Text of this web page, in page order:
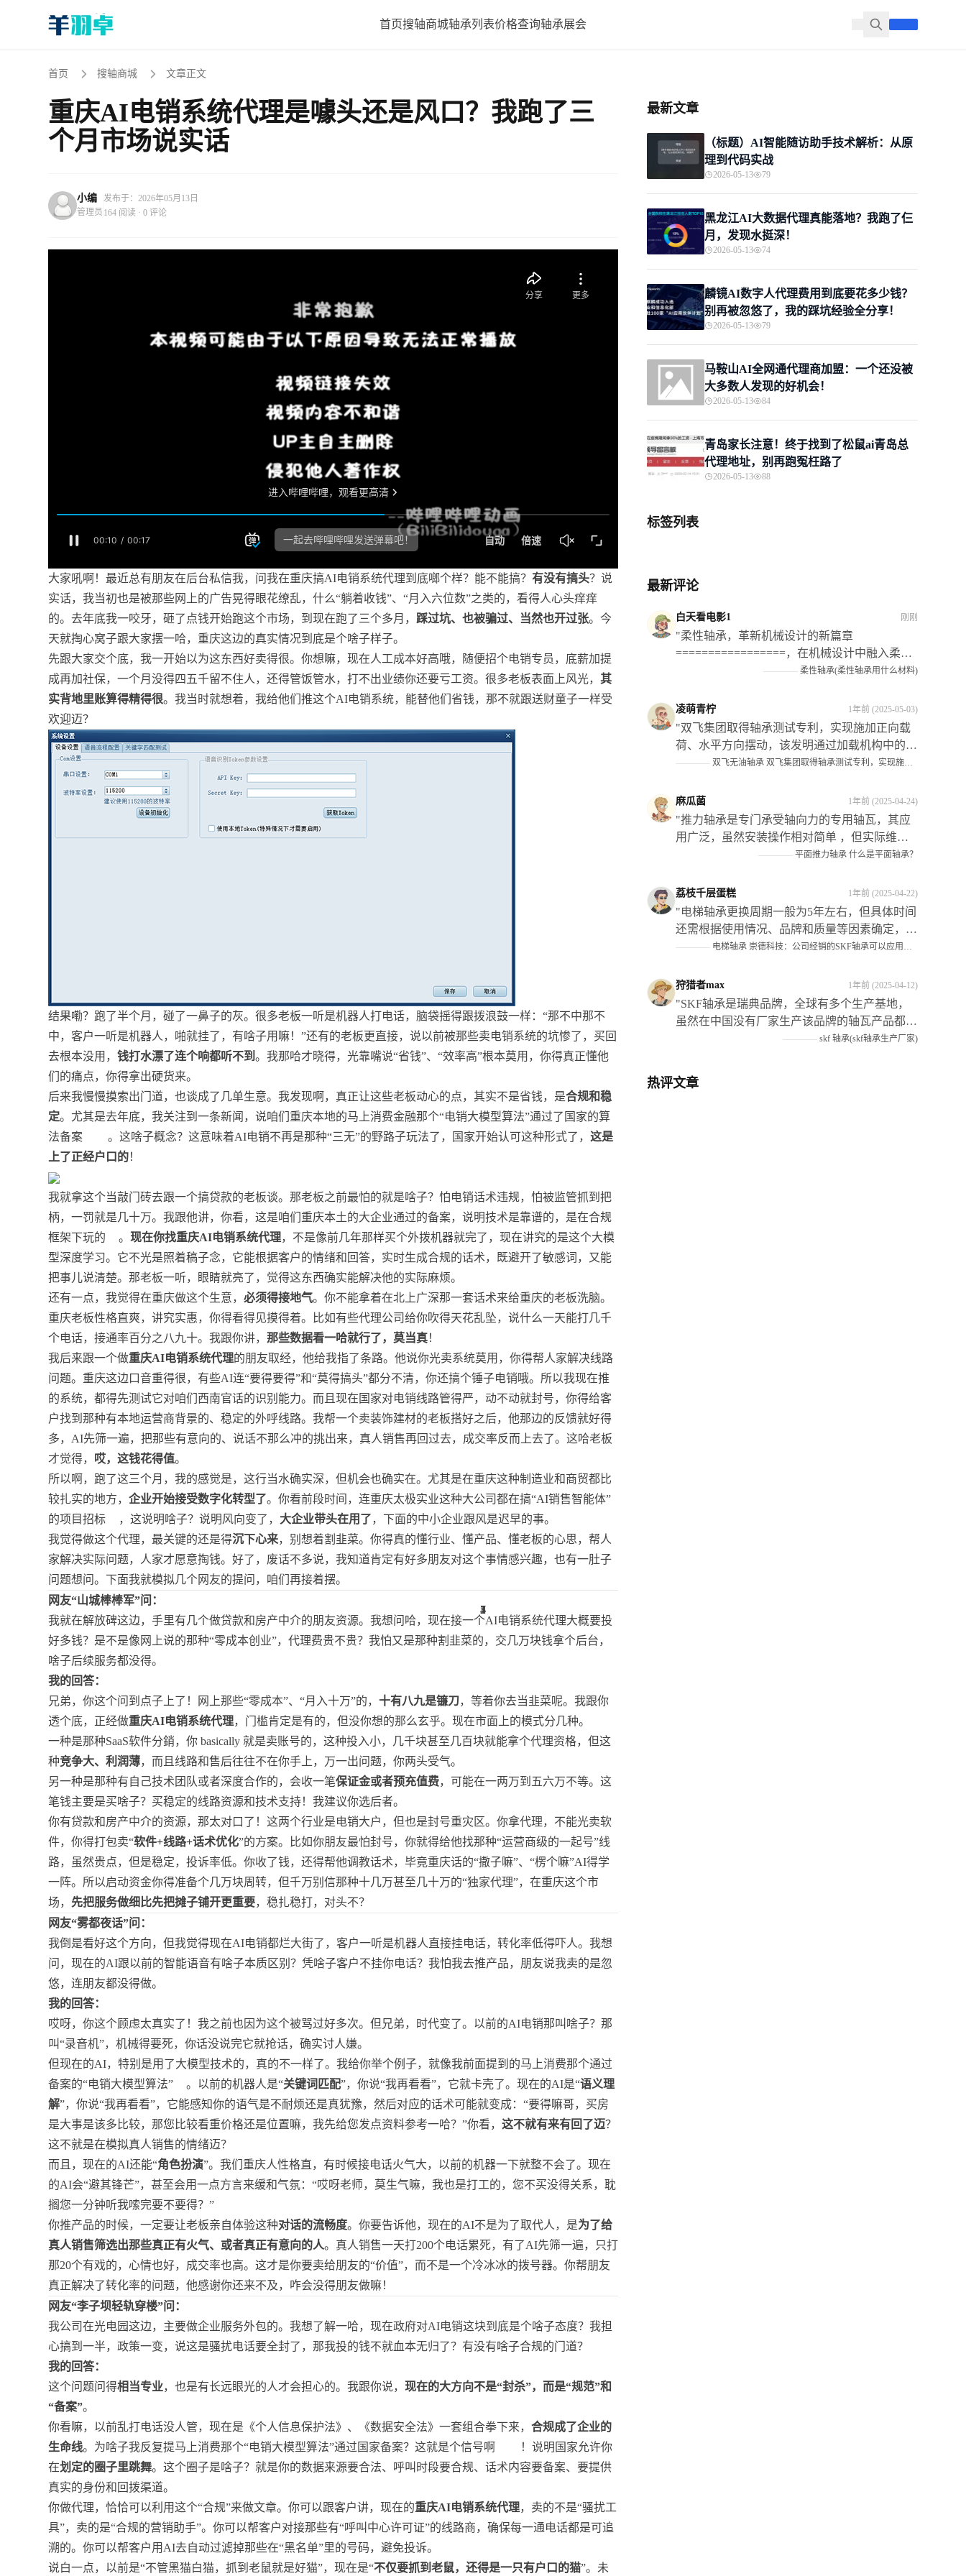
首页搜轴商城轴承列表价格查询轴承展会
首页 搜轴商城 文章正文
重庆AI电销系统代理是噱头还是风口？我跑了三
个月市场说实话
小编
管理员
发布于：2026年05月13日
164 阅读 · 0 评论
大家吼啊！最近总有朋友在后台私信我，问我在重庆搞AI电销系统代理到底啷个样？能不能搞？有没有搞头？说
实话，我当初也是被那些网上的广告晃得眼花缭乱，什么“躺着收钱”、“月入六位数”之类的，看得人心头痒痒
的。去年底我一咬牙，砸了点钱开始跑这个市场，到现在跑了三个多月， 踩过坑、也被骗过、当然也开过张。今
天就掏心窝子跟大家摆一哈，重庆这边的真实情况到底是个啥子样子。
先跟大家交个底，我一开始以为这东西好卖得很。你想嘛，现在人工成本好高哦，随便招个电销专员，底薪加提
成再加社保，一个月没得四五千留不住人，还得管饭管水，打不出业绩你还要亏工资。很多老板表面上风光，其
实背地里账算得精得很。我当时就想着，我给他们推这个AI电销系统，能替他们省钱，那不就跟送财童子一样受
欢迎迈？
结果嘞？跑了半个月，碰了一鼻子的灰。很多老板一听是机器人打电话，脑袋摇得跟拨浪鼓一样：“那不中那不
中，客户一听是机器人，啪就挂了，有啥子用嘛！”还有的老板更直接，说以前被那些卖电销系统的坑惨了，买回
去根本没用，钱打水漂了连个响都听不到。我那哈才晓得，光靠嘴说“省钱”、“效率高”根本莫用，你得真正懂他
们的痛点，你得拿出硬货来。
后来我慢慢摸索出门道，也谈成了几单生意。我发现啊，真正让这些老板动心的点，其实不是省钱，是合规和稳
定。尤其是去年底，我关注到一条新闻，说咱们重庆本地的马上消费金融那个“电销大模型算法”通过了国家的算
法备案
1
3
。这啥子概念？这意味着AI电销不再是那种“三无”的野路子玩法了，国家开始认可这种形式了，这是
上了正经户口的！
我就拿这个当敲门砖去跟一个搞贷款的老板谈。那老板之前最怕的就是啥子？怕电销话术违规，怕被监管抓到把
柄，一罚就是几十万。我跟他讲，你看，这是咱们重庆本土的大企业通过的备案，说明技术是靠谱的，是在合规
框架下玩的
2
。 现在你找重庆AI电销系统代理，不是像前几年那样买个外拨机器就完了，现在讲究的是这个大模
型深度学习。它不光是照着稿子念，它能根据客户的情绪和回答，实时生成合规的话术，既避开了敏感词，又能
把事儿说清楚。那老板一听，眼睛就亮了，觉得这东西确实能解决他的实际麻烦。
还有一点，我觉得在重庆做这个生意，必须得接地气。你不能拿着在北上广深那一套话术来给重庆的老板洗脑。
重庆老板性格直爽，讲究实惠，你得看得见摸得着。比如有些代理公司给你吹得天花乱坠，说什么一天能打几千
个电话，接通率百分之八九十。我跟你讲， 那些数据看一哈就行了，莫当真！
我后来跟一个做重庆AI电销系统代理的朋友取经，他给我指了条路。他说你光卖系统莫用，你得帮人家解决线路
问题。重庆这边口音重得很，有些AI连“要得要得”和“莫得搞头”都分不清，你还搞个锤子电销哦。所以我现在推
的系统，都得先测试它对咱们西南官话的识别能力。而且现在国家对电销线路管得严，动不动就封号，你得给客
户找到那种有本地运营商背景的、稳定的外呼线路。我帮一个卖装饰建材的老板搭好之后，他那边的反馈就好得
多，AI先筛一遍，把那些有意向的、说话不那么冲的挑出来，真人销售再回过去，成交率反而上去了。这哈老板
才觉得， 哎，这钱花得值。
所以啊，跑了这三个月，我的感觉是，这行当水确实深，但机会也确实在。尤其是在重庆这种制造业和商贸都比
较扎实的地方，企业开始接受数字化转型了。你看前段时间，连重庆太极实业这种大公司都在搞“AI销售智能体”
的项目招标
7
，这说明啥子？说明风向变了， 大企业带头在用了，下面的中小企业跟风是迟早的事。
我觉得做这个代理，最关键的还是得沉下心来，别想着割韭菜。你得真的懂行业、懂产品、懂老板的心思，帮人
家解决实际问题，人家才愿意掏钱。好了，废话不多说，我知道肯定有好多朋友对这个事情感兴趣，也有一肚子
问题想问。下面我就模拟几个网友的提问，咱们再接着摆。
网友“山城棒棒军”问：
我就在解放碑这边，手里有几个做贷款和房产中介的朋友资源。我想问哈，现在接一个AI电销系统代理大概要投
好多钱？是不是像网上说的那种“零成本创业”，代理费贵不贵？我怕又是那种割韭菜的，交几万块钱拿个后台，
啥子后续服务都没得。
我的回答：
兄弟，你这个问到点子上了！网上那些“零成本”、“月入十万”的， 十有八九是镰刀，等着你去当韭菜呢。我跟你
透个底，正经做重庆AI电销系统代理，门槛肯定是有的，但没你想的那么玄乎。现在市面上的模式分几种。
一种是那种SaaS软件分銷，你 basically 就是卖账号的，这种投入小，几千块甚至几百块就能拿个代理资格，但这
种竞争大、利润薄，而且线路和售后往往不在你手上，万一出问题，你两头受气。
另一种是那种有自己技术团队或者深度合作的，会收一笔保证金或者预充值费，可能在一两万到五六万不等。这
笔钱主要是买啥子？买稳定的线路资源和技术支持！我建议你选后者。
你有贷款和房产中介的资源，那太对口了！这两个行业是电销大户，但也是封号重灾区。你拿代理，不能光卖软
件，你得打包卖“软件+线路+话术优化”的方案。比如你朋友最怕封号，你就得给他找那种“运营商级的一起号”线
路，虽然贵点，但是稳定，投诉率低。你收了钱，还得帮他调教话术，毕竟重庆话的“撒子嘛”、“楞个嘛”AI得学
一阵。所以启动资金你得准备个几万块周转，但千万别信那种十几万甚至几十万的“独家代理”，在重庆这个市
场， 先把服务做细比先把摊子铺开更重要，稳扎稳打，对头不？
网友“雾都夜话”问：
我倒是看好这个方向，但我觉得现在AI电销都烂大街了，客户一听是机器人直接挂电话，转化率低得吓人。我想
问，现在的AI跟以前的智能语音有啥子本质区别？凭啥子客户不挂你电话？我怕我去推产品，朋友说我卖的是忽
悠，连朋友都没得做。
我的回答：
哎呀，你这个顾虑太真实了！我之前也因为这个被骂过好多次。但兄弟，时代变了。以前的AI电销那叫啥子？那
叫“录音机”，机械得要死，你话没说完它就抢话，确实讨人嫌。
但现在的AI，特别是用了大模型技术的，真的不一样了。我给你举个例子，就像我前面提到的马上消费那个通过
备案的“电销大模型算法”
5
。以前的机器人是“关键词匹配”，你说“我再看看”，它就卡壳了。现在的AI是“语义理
解”，你说“我再看看”，它能感知你的语气是不耐烦还是真犹豫，然后对应的话术可能就变成：“要得嘛哥，买房
是大事是该多比较，那您比较看重价格还是位置嘛，我先给您发点资料参考一哈？”你看，这不就有来有回了迈？
这不就是在模拟真人销售的情绪迈？
而且，现在的AI还能“角色扮演”。我们重庆人性格直，有时候接电话火气大，以前的机器一下就整不会了。现在
的AI会“避其锋芒”，甚至会用一点方言来缓和气氛：“哎呀老师，莫生气嘛，我也是打工的，您不买没得关系，耽
搁您一分钟听我嗦完要不要得？”
你推产品的时候，一定要让老板亲自体验这种对话的流畅度。你要告诉他，现在的AI不是为了取代人，是为了给
真人销售筛选出那些真正有火气、或者真正有意向的人。真人销售一天打200个电话累死，有了AI先筛一遍，只打
那20个有戏的，心情也好，成交率也高。这才是你要卖给朋友的“价值”，而不是一个冷冰冰的拨号器。你帮朋友
真正解决了转化率的问题，他感谢你还来不及，咋会没得朋友做嘛！
网友“李子坝轻轨穿楼”问：
我公司在光电园这边，主要做企业服务外包的。我想了解一哈，现在政府对AI电销这块到底是个啥子态度？我担
心搞到一半，政策一变，说这是骚扰电话要全封了，那我投的钱不就血本无归了？有没有啥子合规的门道？
我的回答：
这个问题问得相当专业，也是有长远眼光的人才会担心的。我跟你说，现在的大方向不是“封杀”，而是“规范”和
“备案”。
你看嘛，以前乱打电话没人管，现在是《个人信息保护法》、《数据安全法》一套组合拳下来，合规成了企业的
生命线。为啥子我反复提马上消费那个“电销大模型算法”通过国家备案？这就是个信号啊
1
4
！说明国家允许你
在划定的圈子里跳舞。这个圈子是啥子？就是你的数据来源要合法、呼叫时段要合规、话术内容要备案、要提供
真实的身份和回拨渠道。
你做代理，恰恰可以利用这个“合规”来做文章。你可以跟客户讲，现在的重庆AI电销系统代理，卖的不是“骚扰工
具”，卖的是“合规的营销助手”。你可以帮客户对接那些有“呼叫中心许可证”的线路商，确保每一通电话都是可追
溯的。你可以帮客户用AI去自动过滤掉那些在“黑名单”里的号码，避免投诉。
说白一点，以前是“不管黑猫白猫，抓到老鼠就是好猫”，现在是“不仅要抓到老鼠，还得是一只有户口的猫”。未
最新文章
（标题）AI智能随访助手技术解析：从原
理到代码实战
2026-05-13 79
黑龙江AI大数据代理真能落地？我跑了仨
月，发现水挺深！
2026-05-13 74
麟镜AI数字人代理费用到底要花多少钱？
别再被忽悠了，我的踩坑经验全分享！
2026-05-13 79
马鞍山AI全网通代理商加盟：一个还没被
大多数人发现的好机会！
2026-05-13 84
青岛家长注意！终于找到了松鼠ai青岛总
代理地址，别再跑冤枉路了
2026-05-13 88
标签列表
最新评论
白天看电影1 刚刚
"柔性轴承，革新机械设计的新篇章
=================，在机械设计中融入柔性
的理念和技术手段已经成为当前的发展趋势之
瓦 **则扮演了愈发重要的角色。**它们不仅为
机械设备提供了灵活的转动和支撑作用**，还显
著提升了设备的运行效率和可靠性以及使用寿命
等性能指标此外也为企业带来了可观的经济效益
————柔性轴承(柔性轴承用什么材料)
凌萌青柠 1年前 (2025-05-03)
"双飞集团取得轴承测试专利，实现施加正向载
荷、水平方向摆动，该发明通过加载机构中的转
动组件调节了升降油缸在试验组上的位置关系；
调揾至实験仵上适当的位置处从而避免死而影响
侧姘的作用效果"
———— 双飞无油轴承 双飞集团取得轴承测试专利，实现施加正向载荷，水平方向摆动，满足工况需求
麻瓜菌 1年前 (2025-04-24)
"推力轴承是专门承受轴向力的专用轴瓦，其应
用广泛，虽然安装操作相对简单 ，但实际维修
时仍常有错误发生 ，在装配过程中需要注意以
类型选择正确的型号和规格 ；最后确保正确区
分紧环与松圈的安装位置 此外还需注意保持架
组件的选择以及滚动体的材质等因素对整体性能
的影响"
————平面推力轴承 什么是平面轴承？
荔枝千层蛋糕 1年前 (2025-04-22)
"电梯轴承更换周期一般为5年左右，但具体时间
还需根据使用情况、品牌和质量等因素确定，在
保养和维修过程中应注意检查曳引轮等关键部件
———— 电梯轴承 崇德科技：公司经销的SKF轴承可以应用到电梯设备中
狩猎者max 1年前 (2025-04-12)
"SKF轴承是瑞典品牌，全球有多个生产基地，
虽然在中国没有厂家生产该品牌的轴瓦产品都是
进口的但需要注意仿造品较多需要谨慎选择购买
————skf 轴承(skf轴承生产厂家)
热评文章